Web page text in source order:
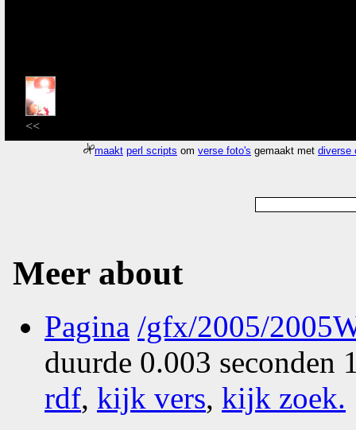
<<
maakt perl scripts omverse foto's gemaakt metdiverse
Meer about
Pagina /gfx/2005/
duurde 0.003 seconden
rdf, kijk vers, kijk zoek.